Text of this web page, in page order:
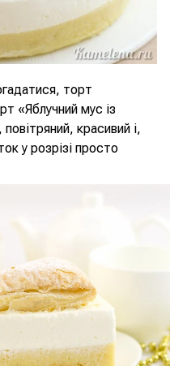
торт
«Яблучний мус із
красивий і,
у розрізі просто